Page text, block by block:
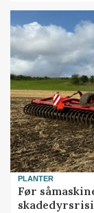
PLANTER
Før